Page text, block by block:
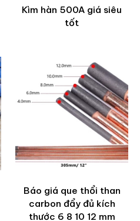
Kìm hàn 500A giá siêu
tốt
Báo giá que thổi than
carbon đẩy đủ kích
thước 6 8 10 12 mm